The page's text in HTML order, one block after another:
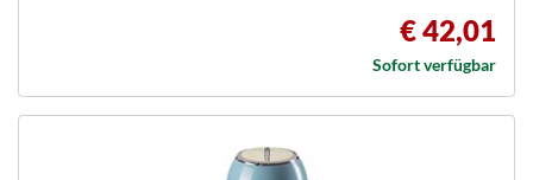
€ 42,01
Sofort verfügbar